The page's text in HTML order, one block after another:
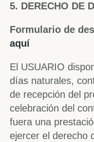
5. DERECHO DE
Formulario de
aquí
El USUARIO
días naturales,
de recepción del
celebración del
fuera una
ejercer el derecho